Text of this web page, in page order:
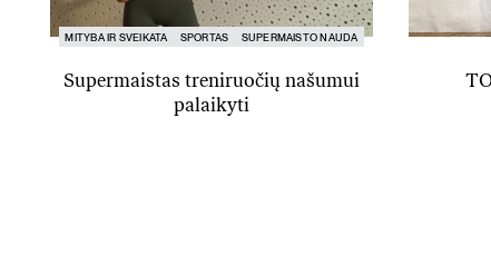
MITYBA IR SVEIKATA SPORTAS SUPERMAISTO NAUDA
Supermaistas treniruočių našumui
palaikyti